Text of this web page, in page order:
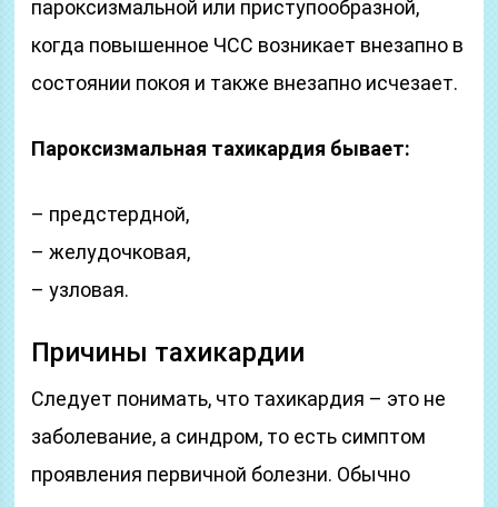
пароксизмальной или приступообразной,
когда повышенное ЧСС возникает внезапно в
состоянии покоя и также внезапно исчезает.
Пароксизмальная тахикардия бывает:
– предстердной,
– желудочковая,
– узловая.
Причины тахикардии
Следует понимать, что тахикардия – это не
заболевание, а синдром, то есть симптом
проявления первичной болезни. Обычно